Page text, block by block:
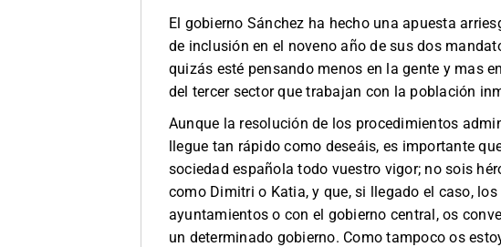
El gobierno Sánchez ha hecho una apuesta
de inclusión en el noveno año de sus dos
quizás esté pensando menos en la gente y mas
del tercer sector que trabajan con la población
Aunque la resolución de los procedimientos
llegue tan rápido como deseáis, es importante
sociedad española todo vuestro vigor; no sois
como Dimitri o Katia, y que, si llegado el caso,
ayuntamientos o con el gobierno central, os
un determinado gobierno. Como tampoco os